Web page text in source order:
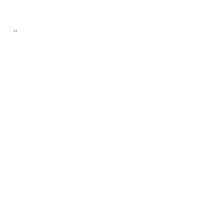
..